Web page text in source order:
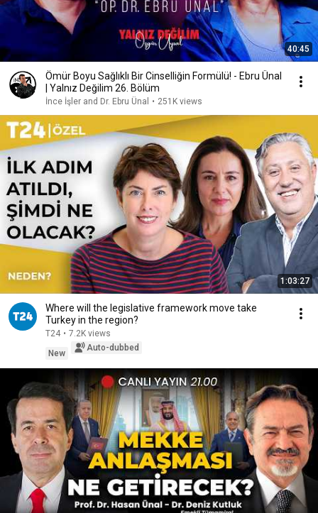
40:45
Ömür Boyu Sağlıklı Bir Cinselliğin Formülü! - Ebru Ünal
| Yalnız Değilim 26. Bölüm
İnce İşler and Dr. Ebru Ünal • 251K views
1:03:27
Where will the legislative framework move take
Turkey in the region?
T24 • 7.2K views
New
Auto-dubbed